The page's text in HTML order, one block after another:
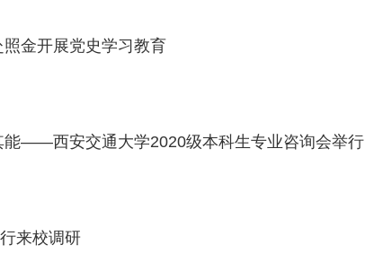
金开展党史学习教育
能——西安交通大学2020级本科生专业咨询会举行
来校调研